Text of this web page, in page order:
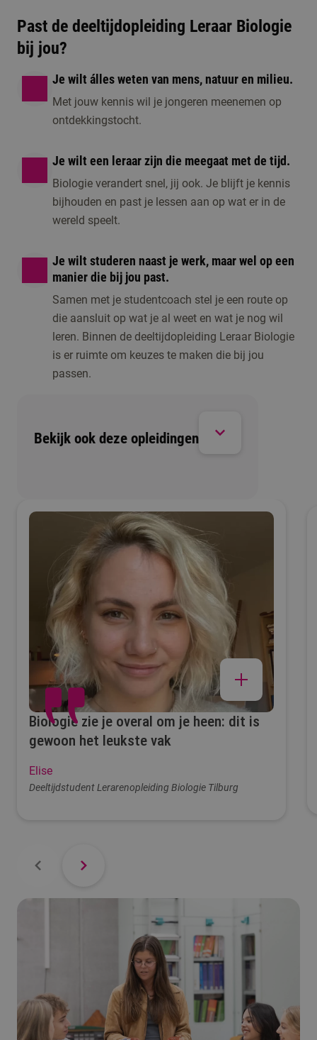
van de andere
activiteiten om kennis
1 moment beschikbaar
Past de deeltijdopleiding Leraar Biologie
bij jou?
Je wilt álles weten van mens, natuur en milieu.
Met jouw kennis wil je jongeren meenemen op
ontdekkingstocht.
Je wilt een leraar zijn die meegaat met de tijd.
Biologie verandert snel, jij ook. Je blijft je kennis
bijhouden en past je lessen aan op wat er in de
wereld speelt.
Je wilt studeren naast je werk, maar wel op een
manier die bij jou past.
Samen met je studentcoach stel je een route op
die aansluit op wat je al weet en wat je nog wil
leren. Binnen de deeltijdopleiding Leraar Biologie
is er ruimte om keuzes te maken die bij jou
passen.
Bekijk ook deze opleidingen
Biologie zie je overal om je heen: dit is
gewoon het leukste vak
Elise
Deeltijdstudent Lerarenopleiding Biologie Tilburg